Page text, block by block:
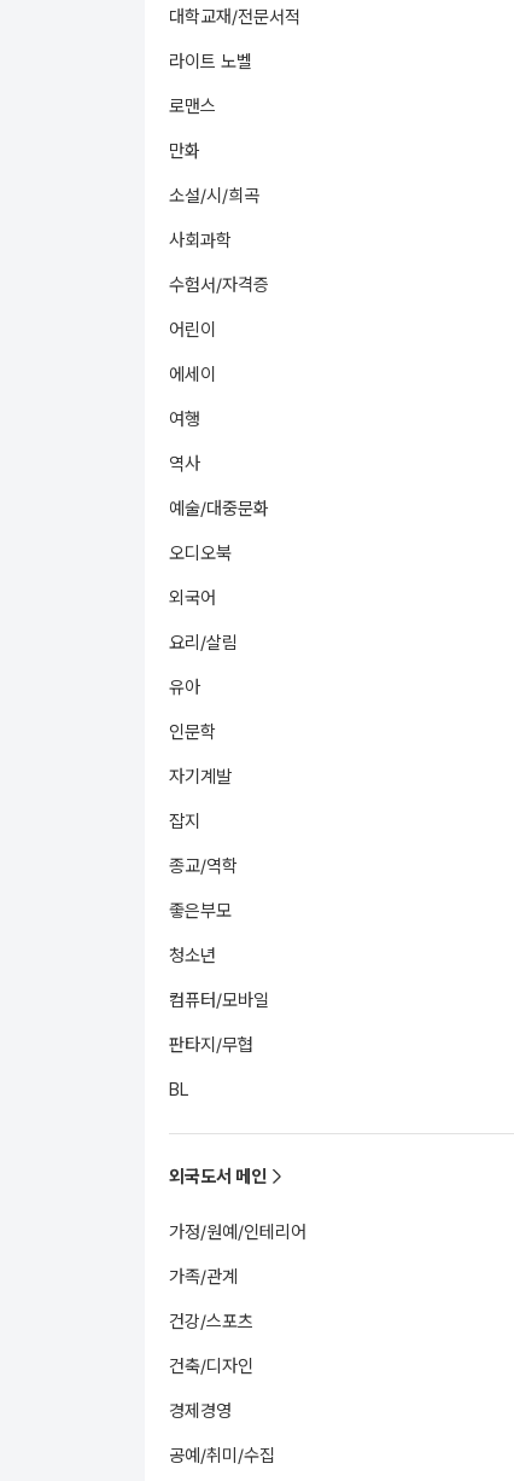
대학교재/전문서적
라이트 노벨
로맨스
만화
소설/시/희곡
사회과학
수험서/자격증
어린이
에세이
여행
역사
예술/대중문화
오디오북
외국어
요리/살림
유아
인문학
자기계발
잡지
종교/역학
좋은부모
청소년
컴퓨터/모바일
판타지/무협
BL
외국도서 메인
가정/원예/인테리어
가족/관계
건강/스포츠
건축/디자인
경제경영
공예/취미/수집